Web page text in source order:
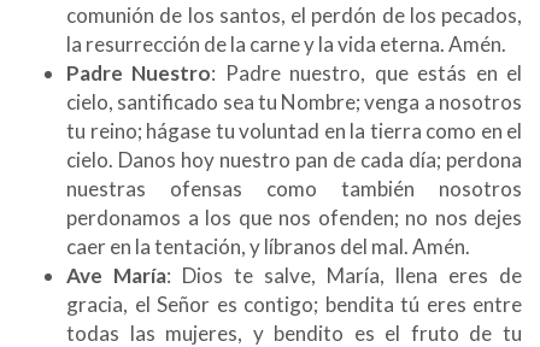
comunión de los santos, el perdón de los pecados,
la resurrección de la carne y la vida eterna. Amén.
Padre Nuestro: Padre nuestro, que estás en el
cielo, santificado sea tu Nombre; venga a nosotros
tu reino; hágase tu voluntad en la tierra como en el
cielo. Danos hoy nuestro pan de cada día; perdona
nuestras ofensas como también nosotros
perdonamos a los que nos ofenden; no nos dejes
caer en la tentación, y líbranos del mal. Amén.
Ave María: Dios te salve, María, llena eres de
gracia, el Señor es contigo; bendita tú eres entre
todas las mujeres, y bendito es el fruto de tu